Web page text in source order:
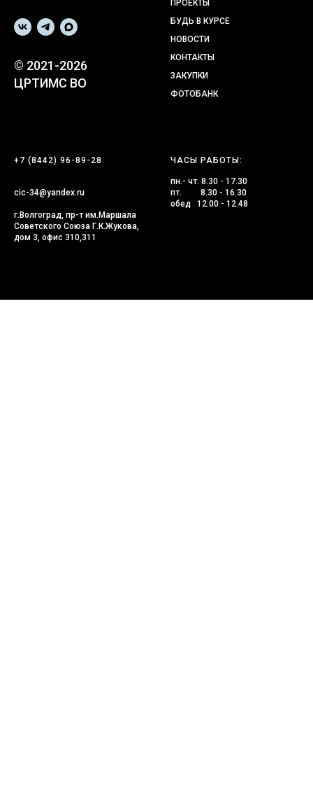
© 2021-2026
ЦРТИМС ВО
ПРОЕКТЫ
БУДЬ В КУРСЕ
НОВОСТИ
КОНТАКТЫ
ЗАКУПКИ
ФОТОБАНК
+7 (8442) 96-89-28
cic-34@yandex.ru
г.Волгоград, пр-т им.Маршала
Советского Союза Г.К.Жукова,
дом 3, офис 310,311
ЧАСЫ РАБОТЫ:
пн.- чт. 8.30 - 17.30
пт. 8.30 - 16.30
обед 12.00 - 12.48